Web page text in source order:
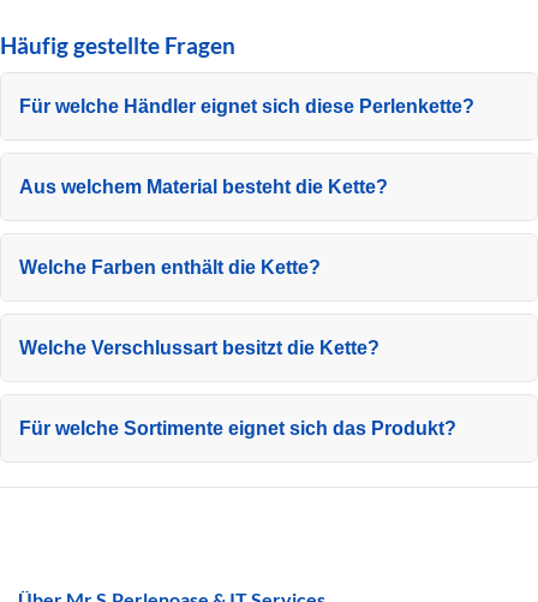
Häufig gestellte Fragen
Für welche Händler eignet sich diese Perlenkette?
Aus welchem Material besteht die Kette?
Welche Farben enthält die Kette?
Welche Verschlussart besitzt die Kette?
Für welche Sortimente eignet sich das Produkt?